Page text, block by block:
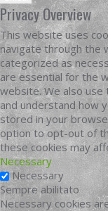
Privacy Overview
This website uses
navigate through the
categorized as
are essential for the
website. We also
and understand how
stored in your
option to opt-out of
these cookies may
Necessary
Necessary
Sempre abilitato
Necessary cookies